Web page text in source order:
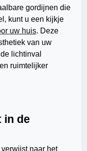
gordijnen die
kunt u een kijkje
uw huis. Deze
van uw
lichtinval
ruimtelijker
in de
naar het